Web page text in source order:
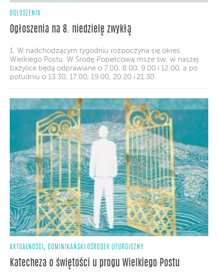
OGŁOSZENIA
Ogłoszenia na 8. niedzielę zwykłą
1. W nadchodzącym tygodniu rozpoczyna się okres
Wielkiego Postu. W Środę Popielcową msze św. w naszej
bazylice będą odprawiane o 7.00, 8.00, 9.00 i 12.00, a po
południu o 13.30, 17.00, 19.00, 20.20 i 21.30.
AKTUALNOŚCI , DOMINIKAŃSKI OŚRODEK LITURGICZNY
Katecheza o świętości u progu Wielkiego Postu